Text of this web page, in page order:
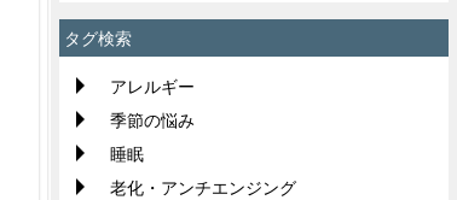
タグ検索
アレルギー
季節の悩み
睡眠
老化・アンチエンジング